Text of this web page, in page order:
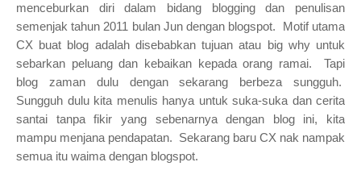
menceburkan diri dalam bidang blogging dan penulisan
semenjak tahun 2011 bulan Jun dengan blogspot. Motif utama
CX buat blog adalah disebabkan tujuan atau big why untuk
sebarkan peluang dan kebaikan kepada orang ramai. Tapi
blog zaman dulu dengan sekarang berbeza sungguh.
Sungguh dulu kita menulis hanya untuk suka-suka dan cerita
santai tanpa fikir yang sebenarnya dengan blog ini, kita
mampu menjana pendapatan. Sekarang baru CX nak nampak
semua itu waima dengan blogspot.